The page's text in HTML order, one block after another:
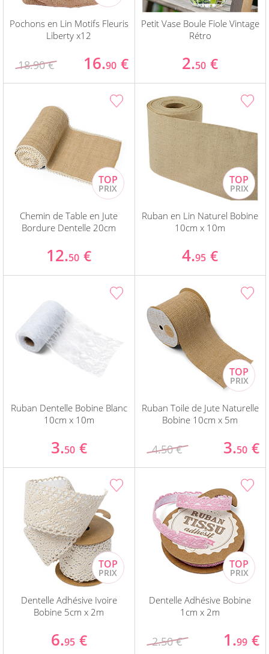
Pochons en Lin Motifs Fleuris
Liberty x12
18.90 € 16.90 €
Petit Vase Boule Fiole Vintage
Rétro
2.50 €
Chemin de Table en Jute
Bordure Dentelle 20cm
12.50 €
Ruban en Lin Naturel Bobine
10cm x 10m
4.95 €
Ruban Dentelle Bobine Blanc
10cm x 10m
3.50 €
Ruban Toile de Jute Naturelle
Bobine 10cm x 5m
4.50 € 3.50 €
Dentelle Adhésive Ivoire
Bobine 5cm x 2m
6.95 €
Dentelle Adhésive Bobine
1cm x 2m
2.50 € 1.99 €